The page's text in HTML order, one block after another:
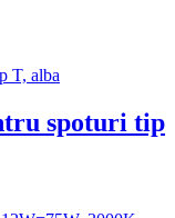
spoturi tip